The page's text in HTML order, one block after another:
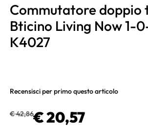
Commutatore doppio
Bticino Living Now 1-
K4027
Recensisci per primo questo articolo
€ 42,86€ 20,57